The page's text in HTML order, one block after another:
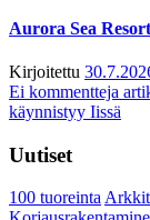
Aurora Sea
Kirjoitettu
Ei kommentteja
käynnistyy Iissä
Uutiset
100 tuoreinta